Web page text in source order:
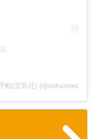
帖(宝島社) (@osharetecho)